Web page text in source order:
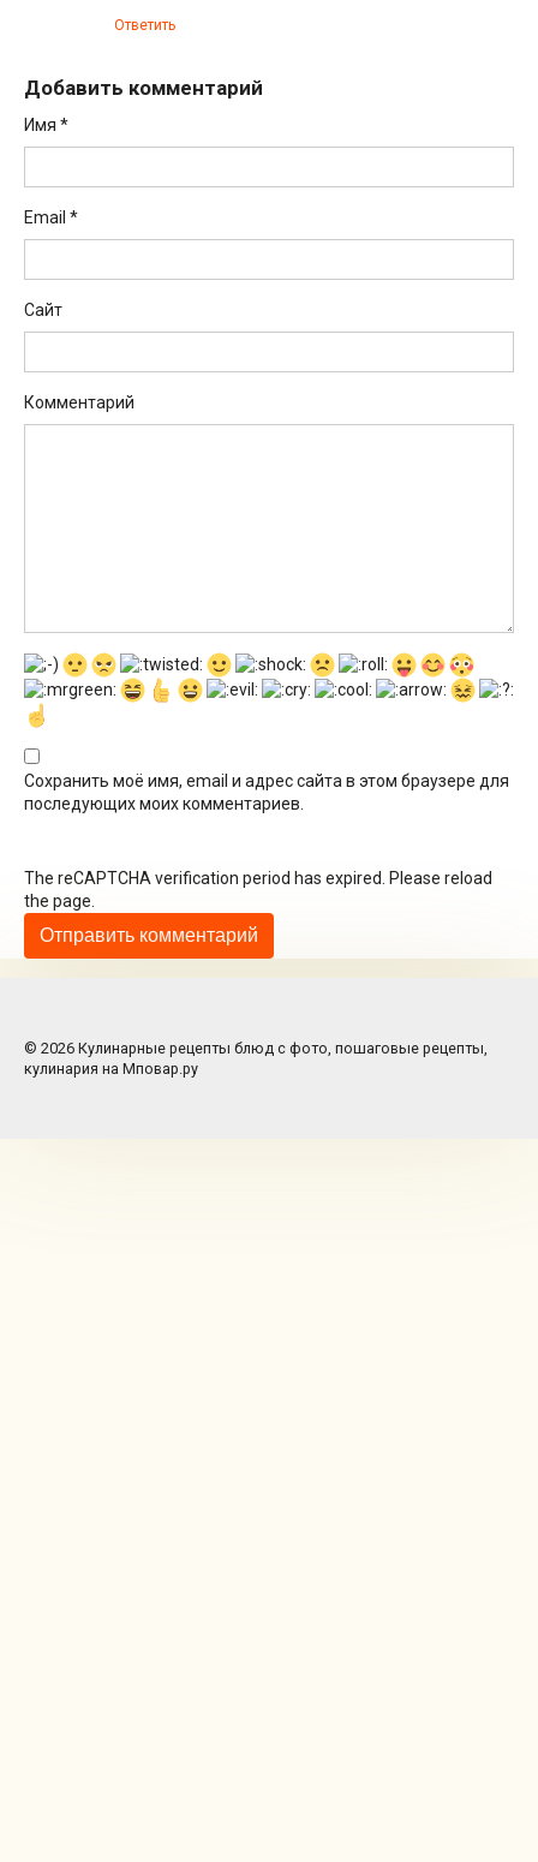
Ответить
Добавить комментарий
Имя *
Email *
Сайт
Комментарий
Сохранить моё имя, email и адрес сайта в этом браузере для
последующих моих комментариев.
The reCAPTCHA verification period has expired. Please reload
the page.
© 2026 Кулинарные рецепты блюд с фото, пошаговые рецепты,
кулинария на Мповар.ру